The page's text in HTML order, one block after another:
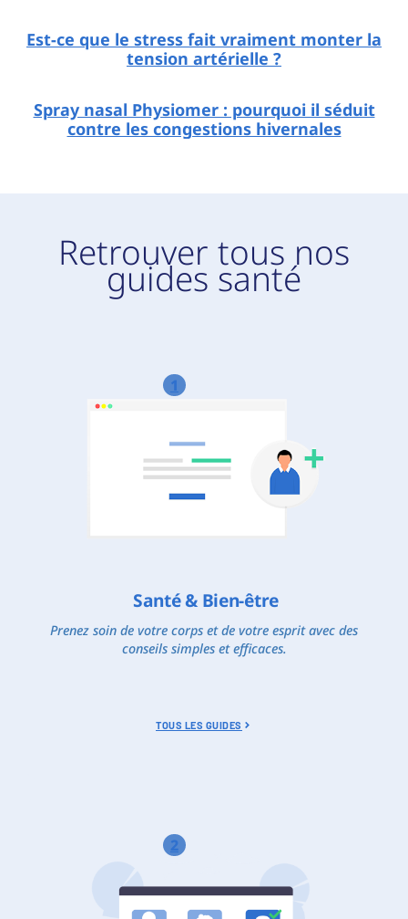
Est-ce que le stress fait vraiment monter la
tension artérielle ?
Spray nasal Physiomer : pourquoi il séduit
contre les congestions hivernales
Retrouver tous nos
guides santé
1
Santé & Bien-être
Prenez soin de votre corps et de votre esprit avec des
conseils simples et efficaces.
TOUS LES GUIDES
2